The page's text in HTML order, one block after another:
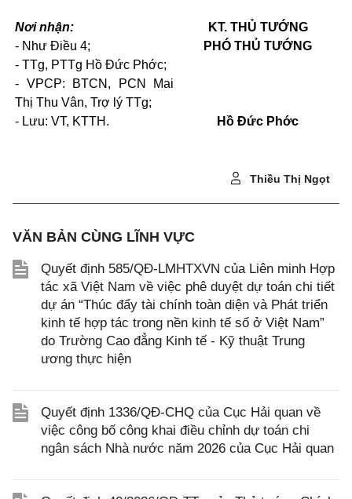
Nơi nhận:
- Như Điều 4;
- TTg, PTTg Hồ Đức Phớc;
- VPCP: BTCN, PCN Mai
Thị Thu Vân, Trợ lý TTg;
- Lưu: VT, KTTH.
KT. THỦ TƯỚNG
PHÓ THỦ TƯỚNG
Hồ Đức Phớc
Thiều Thị Ngọt
VĂN BẢN CÙNG LĨNH VỰC
Quyết định 585/QĐ-LMHTXVN của Liên minh Hợp
tác xã Việt Nam về việc phê duyệt dự toán chi tiết
dự án “Thúc đẩy tài chính toàn diện và Phát triển
kinh tế hợp tác trong nền kinh tế số ở Việt Nam”
do Trường Cao đẳng Kinh tế - Kỹ thuật Trung
ương thực hiện
Quyết định 1336/QĐ-CHQ của Cục Hải quan về
việc công bố công khai điều chỉnh dự toán chi
ngân sách Nhà nước năm 2026 của Cục Hải quan